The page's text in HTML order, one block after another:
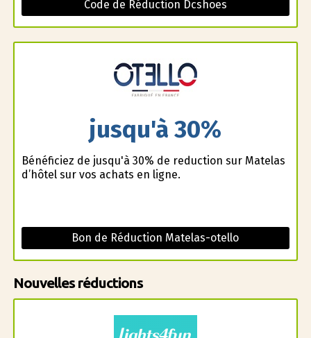
Code de Réduction Dcshoes
jusqu'à 30%
Bénéficiez de jusqu'à 30% de reduction sur Matelas
d’hôtel sur vos achats en ligne.
Bon de Réduction Matelas-otello
Nouvelles réductions